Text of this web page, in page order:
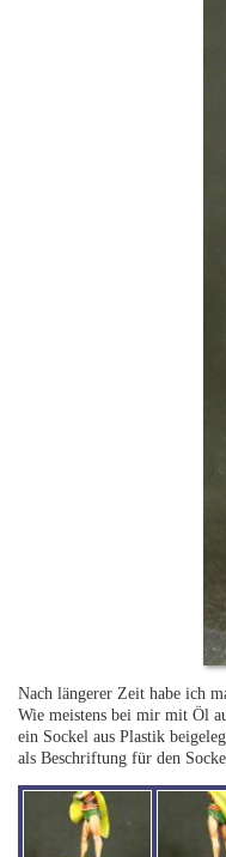
Nach längerer Zeit habe ich
Wie meistens bei mir mit Öl
ein Sockel aus Plastik
als Beschriftung für den